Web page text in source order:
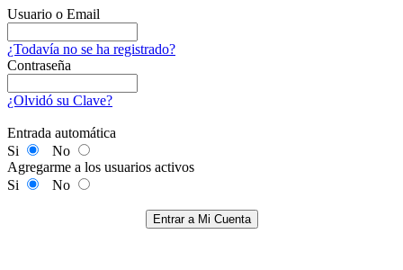
Usuario o Email
¿Todavía no se ha registrado?
Contraseña
¿Olvidó su Clave?
Entrada automática
Si
No
Agregarme a los usuarios activos
Si
No
Entrar a Mi Cuenta